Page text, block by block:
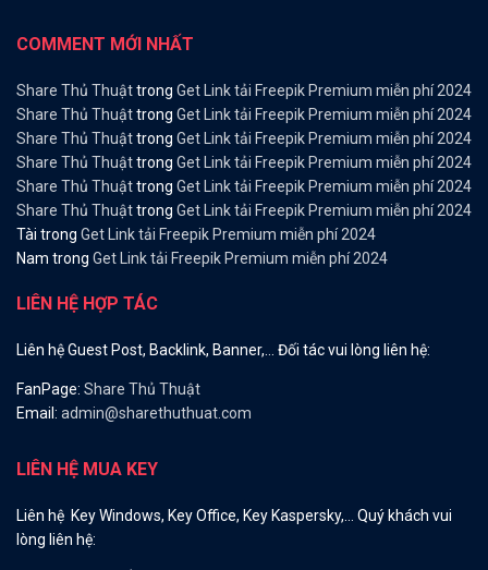
COMMENT MỚI NHẤT
Share Thủ Thuậttrong Get Link tải Freepik Premium miễn phí 2024
Share Thủ Thuậttrong Get Link tải Freepik Premium miễn phí 2024
Share Thủ Thuậttrong Get Link tải Freepik Premium miễn phí 2024
Share Thủ Thuậttrong Get Link tải Freepik Premium miễn phí 2024
Share Thủ Thuậttrong Get Link tải Freepik Premium miễn phí 2024
Share Thủ Thuậttrong Get Link tải Freepik Premium miễn phí 2024
Tài trong Get Link tải Freepik Premium miễn phí 2024
Nam trong Get Link tải Freepik Premium miễn phí 2024
LIÊN HỆ HỢP TÁC
Liên hệ Guest Post, Backlink, Banner,… Đối tác vui lòng liên hệ:
FanPage: Share Thủ Thuật
Email: admin@sharethuthuat.com
LIÊN HỆ MUA KEY
Liên hệ Key Windows, Key Office, Key Kaspersky,… Quý khách vui
lòng liên hệ: